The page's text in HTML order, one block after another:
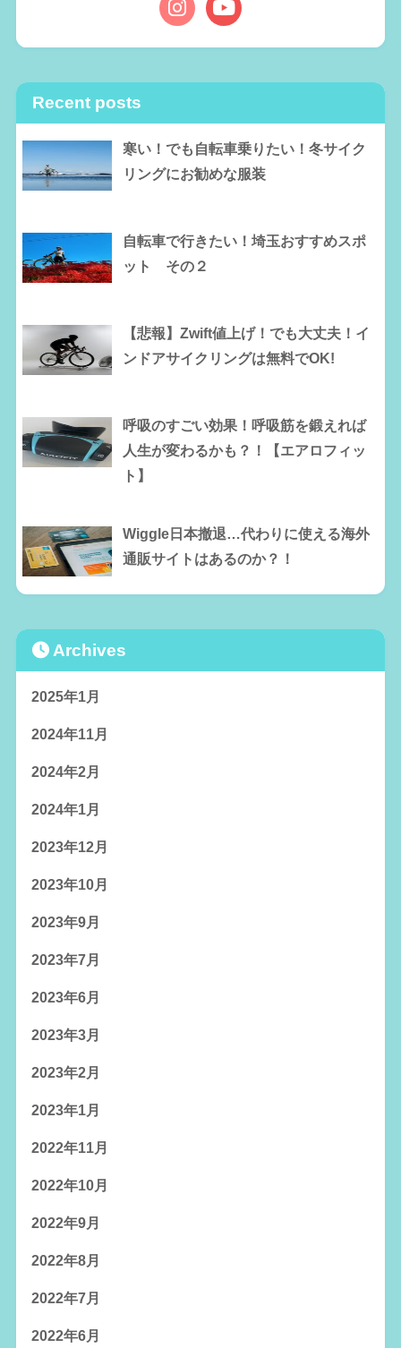
Recent posts
寒い！でも自転車乗りたい！冬サイク
リングにお勧めな服装
自転車で行きたい！埼玉おすすめスポ
ット その２
【悲報】Zwift値上げ！でも大丈夫！イ
ンドアサイクリングは無料でOK!
呼吸のすごい効果！呼吸筋を鍛えれば
人生が変わるかも？！【エアロフィッ
ト】
Wiggle日本撤退…代わりに使える海外
通販サイトはあるのか？！
Archives
2025年1月
2024年11月
2024年2月
2024年1月
2023年12月
2023年10月
2023年9月
2023年7月
2023年6月
2023年3月
2023年2月
2023年1月
2022年11月
2022年10月
2022年9月
2022年8月
2022年7月
2022年6月